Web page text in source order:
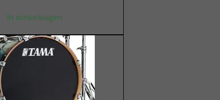
In winkelwagen